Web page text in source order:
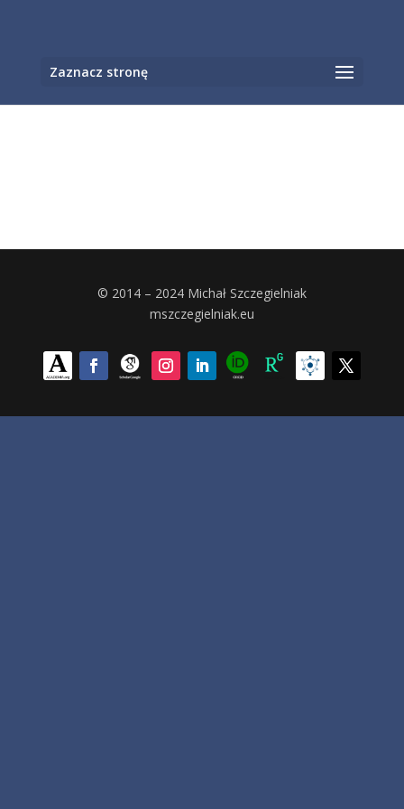
Zaznacz stronę
© 2014 – 2024 Michał Szczegielniak
mszczegielniak.eu